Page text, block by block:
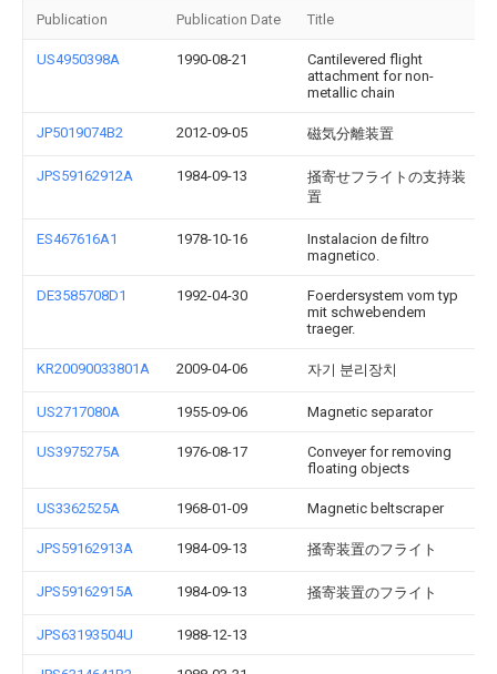
Publication Publication Date Title
US4950398A 1990-08-21
Cantilevered flight
attachment for non-
metallic chain
JP5019074B2 2012-09-05 磁気分離装置
JPS59162912A 1984-09-13
掻寄せフライトの支持装
置
ES467616A1 1978-10-16
Instalacion de filtro
magnetico.
DE3585708D1 1992-04-30
Foerdersystem vom typ
mit schwebendem
traeger.
KR20090033801A 2009-04-06 자기 분리장치
US2717080A 1955-09-06 Magnetic separator
US3975275A 1976-08-17
Conveyer for removing
floating objects
US3362525A 1968-01-09 Magnetic beltscraper
JPS59162913A 1984-09-13 掻寄装置のフライト
JPS59162915A 1984-09-13 掻寄装置のフライト
JPS63193504U 1988-12-13